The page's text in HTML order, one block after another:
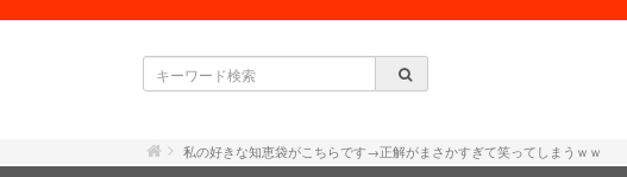
私の好きな知恵袋がこちらです→正解がまさかすぎて笑ってしまうｗｗ